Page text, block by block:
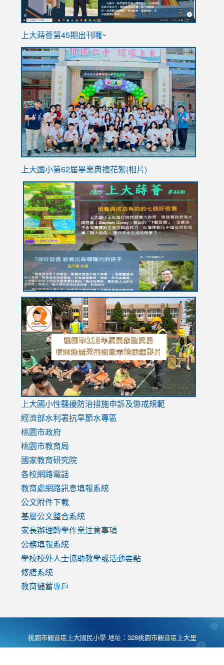
ink
https://sites.google.com/stes.tyc.edu.tw/
上大蒔薈第45期出刊囉~
上大國小第62屆畢業典禮花絮(相片)
link
to
https://drive.google.com/file/d/1I-
YfDQppRvyMk686kIw6SBbssEIZ6WnT/view?
usp=sharing
link
to
https://sites.google.com/stes.tyc.edu.tw/
link
to
https://drive.google.com/file/d/
usp=sharing
link
to
https://www.youtube.com/watch?
v=mfpNykQ0g4M
上大國小性騷擾防治措施申訴及懲戒規範
經濟部水利署抗旱節水專區
桃園市政府
桃園市教育局
國家教育研究院
各校網路電話
教育處網路訊息填報系統
公文附件下載
基層公文整合系統
家長辦理轉學作業注意事項
公務填報系統
學校校外人士協助教學或活動要點
修膳系統
教育儲蓄專戶
桃園市觀音區上大國民小學 地址：328桃園市觀音區上大里